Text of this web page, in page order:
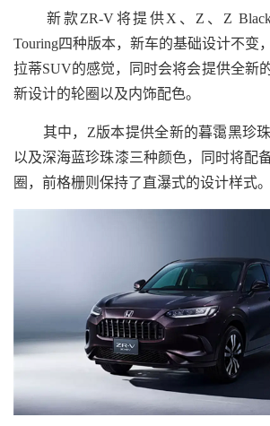
新款ZR-V将提供X、Z、Z Black
Touring四种版本，新车的基础设计不变
拉蒂SUV的感觉，同时会将会提供全新
新设计的轮圈以及内饰配色。
其中，Z版本提供全新的暮霭黑珍珠
以及深海蓝珍珠漆三种颜色，同时将配
圈，前格栅则保持了直瀑式的设计样式。